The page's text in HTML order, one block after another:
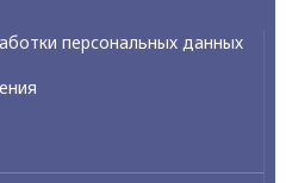
персональных данных